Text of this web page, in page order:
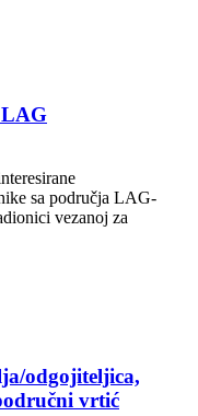
sa područja LAG-
vezanoj za
odgojiteljica,
vrtić